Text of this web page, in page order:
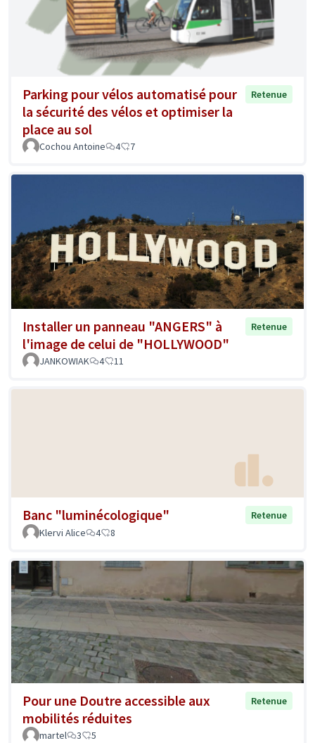
Parking pour vélos automatisé pour
la sécurité des vélos et optimiser la
place au sol
Retenue
Cochou Antoine 4 7
Installer un panneau "ANGERS" à
l'image de celui de "HOLLYWOOD"
Retenue
JANKOWIAK 4 11
Banc "luminécologique"
Retenue
Klervi Alice
4 8
Pour une Doutre accessible aux
mobilités réduites
Retenue
martel 3 5